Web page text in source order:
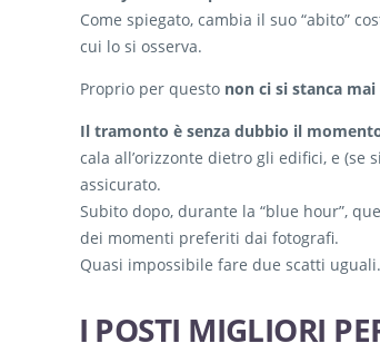
Come spiegato, cambia il suo “abito”
cui lo si osserva.
Proprio per questo non ci si stanca
Il tramonto è senza dubbio il
cala all’orizzonte dietro gli edifici, e
assicurato.
Subito dopo, durante la “blue hour”,
dei momenti preferiti dai fotografi.
Quasi impossibile fare due scatti uguali.
I POSTI MIGLIORI